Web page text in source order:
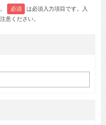
必須
は必須入力項目です。入
意ください。